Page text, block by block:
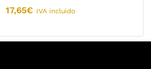
17,65€ IVA incluido